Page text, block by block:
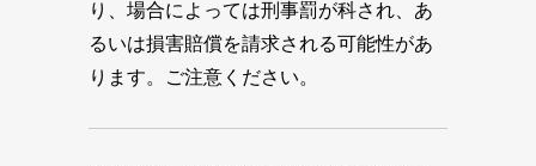
り、場合によっては刑事罰が科され、あ
るいは損害賠償を請求される可能性があ
ります。ご注意ください。